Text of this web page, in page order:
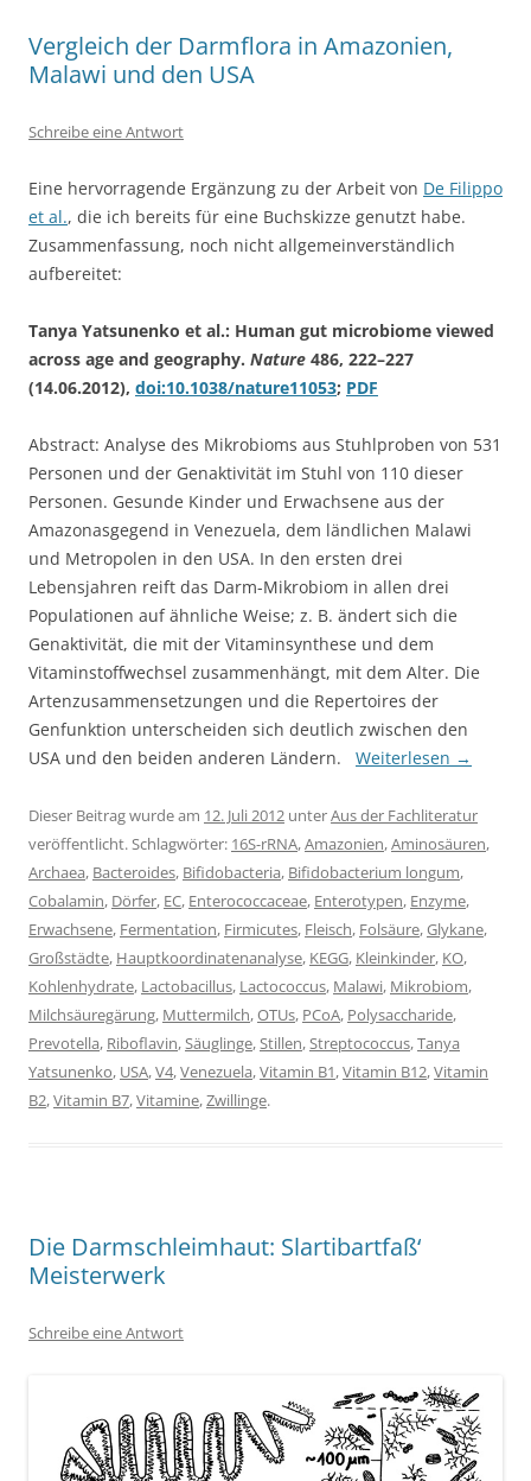
Vergleich der Darmflora in Amazonien,
Malawi und den USA
Schreibe eine Antwort
Eine hervorragende Ergänzung zu der Arbeit von De Filippo
et al., die ich bereits für eine Buchskizze genutzt habe.
Zusammenfassung, noch nicht allgemeinverständlich
aufbereitet:
Tanya Yatsunenko et al.: Human gut microbiome viewed
across age and geography. Nature 486, 222–227
(14.06.2012), doi:10.1038/nature11053; PDF
Abstract: Analyse des Mikrobioms aus Stuhlproben von 531
Personen und der Genaktivität im Stuhl von 110 dieser
Personen. Gesunde Kinder und Erwachsene aus der
Amazonasgegend in Venezuela, dem ländlichen Malawi
und Metropolen in den USA. In den ersten drei
Lebensjahren reift das Darm-Mikrobiom in allen drei
Populationen auf ähnliche Weise; z. B. ändert sich die
Genaktivität, die mit der Vitaminsynthese und dem
Vitaminstoffwechsel zusammenhängt, mit dem Alter. Die
Artenzusammensetzungen und die Repertoires der
Genfunktion unterscheiden sich deutlich zwischen den
USA und den beiden anderen Ländern. Weiterlesen →
Dieser Beitrag wurde am 12. Juli 2012 unterAus der Fachliteratur
veröffentlicht. Schlagwörter: 16S-rRNA,Amazonien,Aminosäuren,
Archaea, Bacteroides, Bifidobacteria, Bifidobacterium longum,
Cobalamin, Dörfer, EC, Enterococcaceae, Enterotypen, Enzyme,
Erwachsene, Fermentation, Firmicutes, Fleisch, Folsäure,Glykane,
Großstädte, Hauptkoordinatenanalyse, KEGG, Kleinkinder, KO,
Kohlenhydrate, Lactobacillus, Lactococcus, Malawi, Mikrobiom,
Milchsäuregärung, Muttermilch,OTUs, PCoA, Polysaccharide,
Prevotella, Riboflavin,Säuglinge,Stillen,Streptococcus,Tanya
Yatsunenko, USA,V4,Venezuela,Vitamin B1,Vitamin B12,Vitamin
B2,Vitamin B7,Vitamine,Zwillinge.
Die Darmschleimhaut: Slartibartfaß‘
Meisterwerk
Schreibe eine Antwort